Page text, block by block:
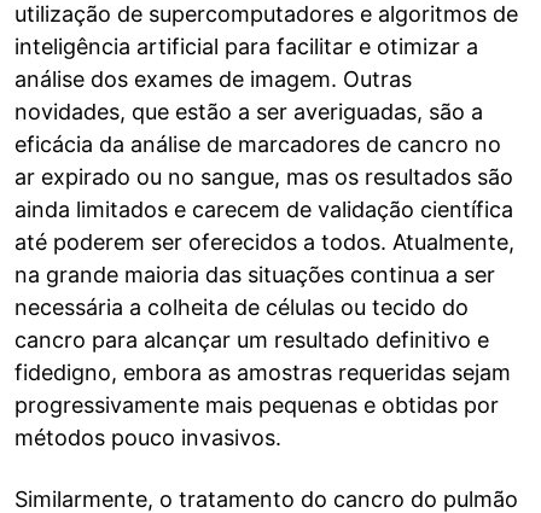
utilização de supercomputadores e algoritmos de
inteligência artificial para facilitar e otimizar a
análise dos exames de imagem. Outras
novidades, que estão a ser averiguadas, são a
eficácia da análise de marcadores de cancro no
ar expirado ou no sangue, mas os resultados são
ainda limitados e carecem de validação científica
até poderem ser oferecidos a todos. Atualmente,
na grande maioria das situações continua a ser
necessária a colheita de células ou tecido do
cancro para alcançar um resultado definitivo e
fidedigno, embora as amostras requeridas sejam
progressivamente mais pequenas e obtidas por
métodos pouco invasivos.
Similarmente, o tratamento do cancro do pulmão